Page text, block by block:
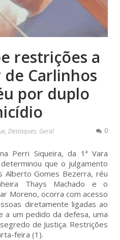
restrições a
Carlinhos
por duplo
, Destaques, Geral 0
Perri Siqueira, da 1ª Vara
determinou que o julgamento
Alberto Gomes Bezerra, réu
Thays Machado e o
Moreno, ocorra com acesso
diretamente ligadas ao
a um pedido da defesa, uma
de Justiça. Restrições
feira (1).